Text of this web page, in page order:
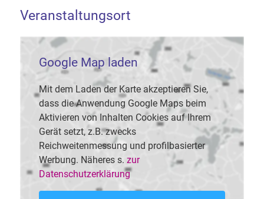
Veranstaltungsort
Google Map laden
Mit dem Laden der Karte akzeptieren Sie,
dass die Anwendung Google Maps beim
Aktivieren von Inhalten Cookies auf Ihrem
Gerät setzt, z.B. zwecks
Reichweitenmessung und profilbasierter
Werbung. Näheres s. zur
Datenschutzerklärung